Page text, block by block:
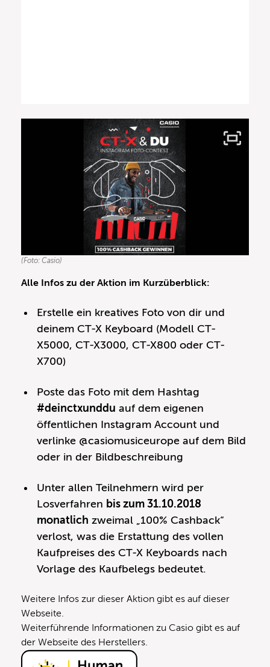
(Foto: Casio)
Alle Infos zu der Aktion im Kurzüberblick:
Erstelle ein kreatives Foto von dir und
deinem CT-X Keyboard (ModellCT-
X5000,CT-X3000, CT-X800 oderCT-
X700)
Poste das Foto mit dem Hashtag
#deinctxunddu auf dem eigenen
öffentlichen Instagram Account und
verlinke @casiomusiceurope auf dem Bild
oder in der Bildbeschreibung
Unter allen Teilnehmern wird per
Losverfahren bis zum 31.10.2018
monatlich zweimal „100% Cashback“
verlost, was die Erstattung des vollen
Kaufpreises des CT-X Keyboards nach
Vorlage des Kaufbelegs bedeutet.
Weitere Infos zur dieser Aktion gibt es auf dieser
Webseite.
Weiterführende Informationen zu Casio gibt es auf
der Webseite des Herstellers.